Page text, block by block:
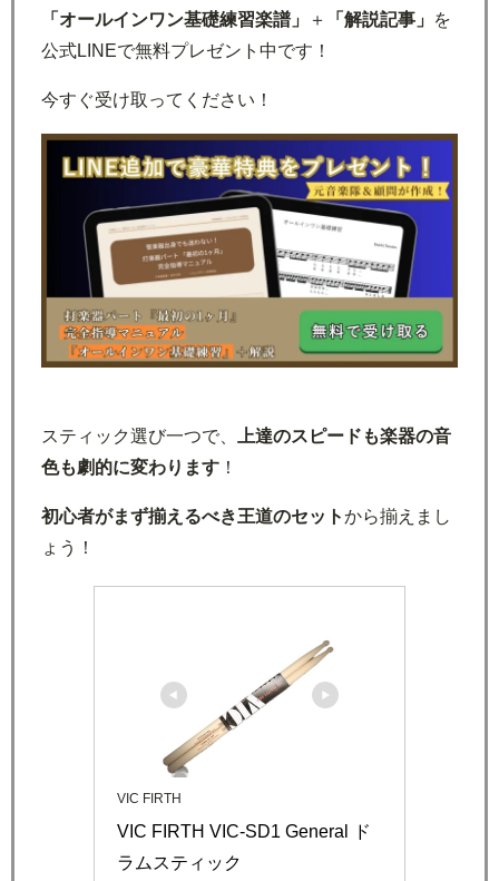
「オールインワン基礎練習楽譜」 ＋ 「解説記事」 を
公式LINEで無料プレゼント中です！
今すぐ受け取ってください！
スティック選び一つで、
上達のスピードも楽器の音
色も劇的に変わります ！
初心者がまず揃えるべき王道のセットから揃えまし
ょう！
VIC FIRTH
VIC FIRTH VIC-SD1 General ド
ラムスティック